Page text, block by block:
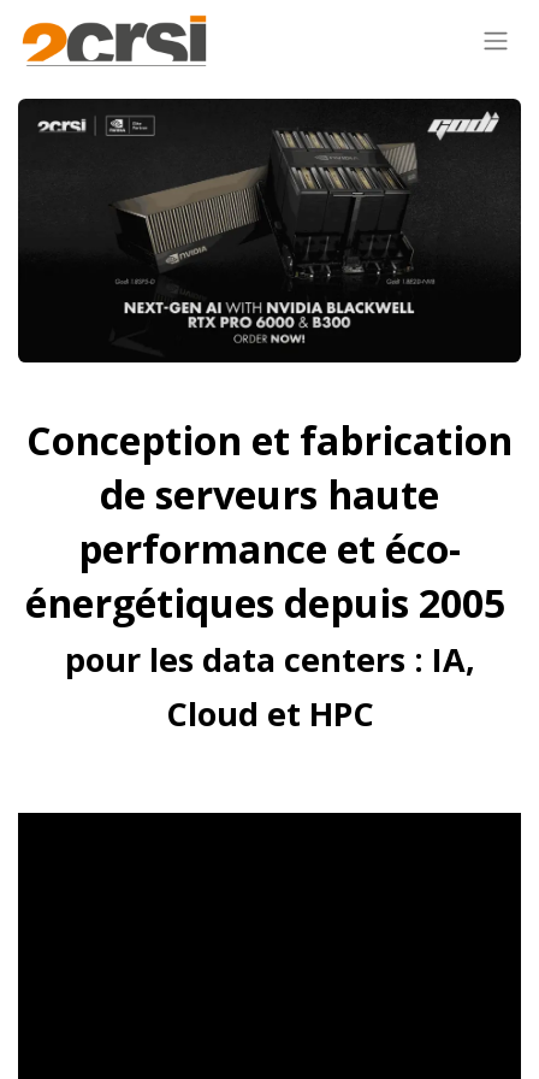
Conception et fabrication
de serveurs haute
performance et éco-
énergétiques depuis 2005
pour les data centers : IA,
Cloud et HPC​